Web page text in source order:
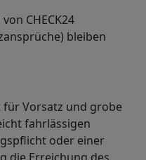
CHECK24
bleiben
für Vorsatz und grobe
fahrlässigen
oder einer